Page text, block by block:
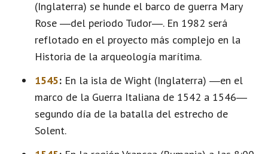
(Inglaterra) se hunde el barco de guerra Mary
Rose ―del periodo Tudor―. En 1982 será
reflotado en el proyecto más complejo en la
Historia de la arqueología marítima.
1545: En la isla de Wight (Inglaterra) ―en el
marco de la Guerra Italiana de 1542 a 1546―
segundo día de la batalla del estrecho de
Solent.